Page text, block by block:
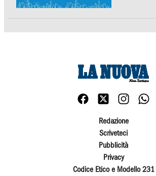
Redazione
Scriveteci
Pubblicità
Privacy
Codice Etico e Modello 231